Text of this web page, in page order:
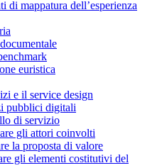
di mappatura dell’esperienza
euristica
e il service design
pubblici digitali
di servizio
gli attori coinvolti
la proposta di valore
gli elementi costitutivi del